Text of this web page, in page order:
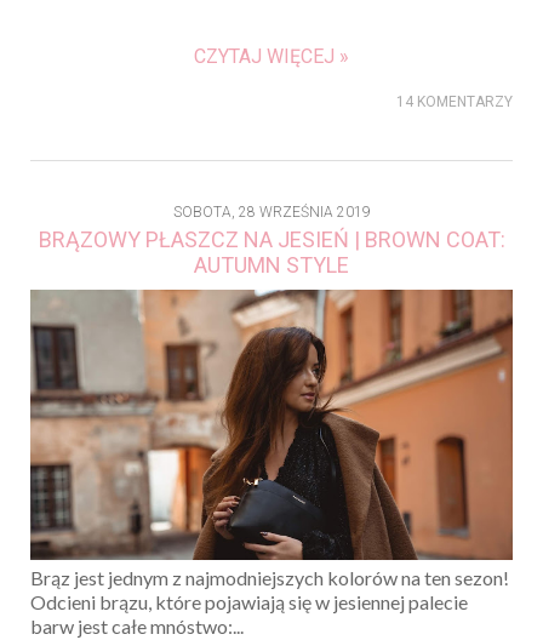
CZYTAJ WIĘCEJ »
14 KOMENTARZY
SOBOTA, 28 WRZEŚNIA 2019
BRĄZOWY PŁASZCZ NA JESIEŃ | BROWN COAT:
AUTUMN STYLE
Brąz jest jednym z najmodniejszych kolorów na ten sezon!
Odcieni brązu, które pojawiają się w jesiennej palecie
barw jest całe mnóstwo:...